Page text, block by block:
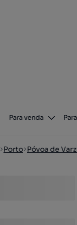
Para venda
Porto Póvoa de